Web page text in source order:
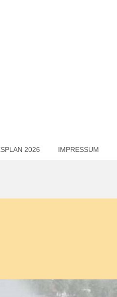
2026 IMPRESSUM